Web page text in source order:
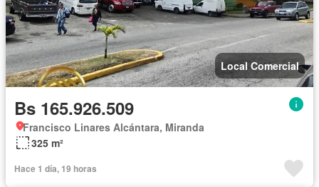
Local Comercial
Bs 165.926.509
Francisco Linares Alcántara, Miranda
325 m²
Hace 1 día, 19 horas